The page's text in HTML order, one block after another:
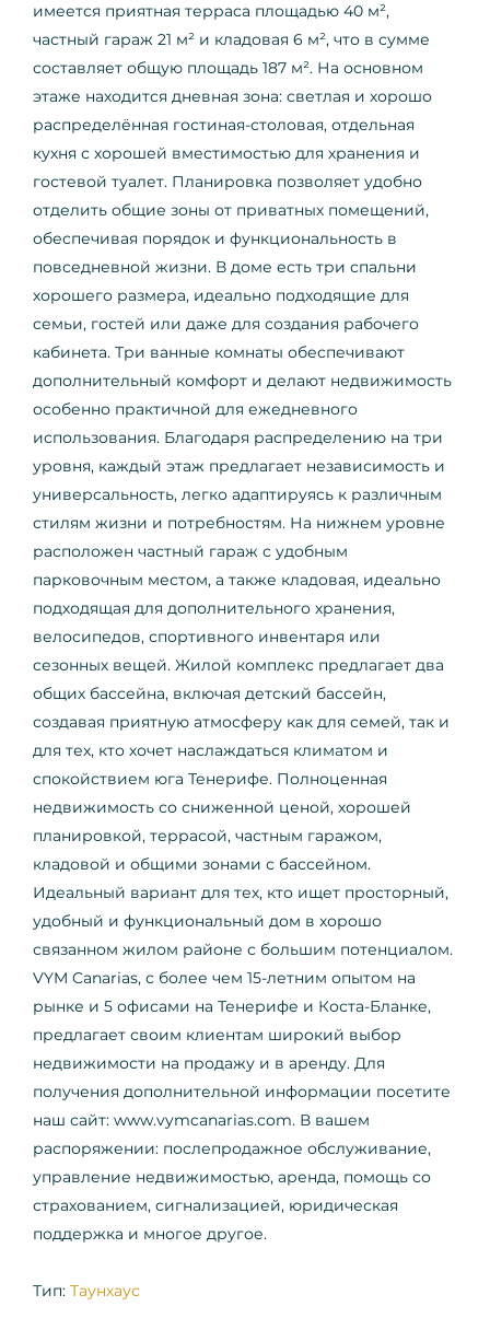
имеется приятная терраса площадью 40 м²,
частный гараж 21 м² и кладовая 6 м², что в сумме
составляет общую площадь 187 м². На основном
этаже находится дневная зона: светлая и хорошо
распределённая гостиная-столовая, отдельная
кухня с хорошей вместимостью для хранения и
гостевой туалет. Планировка позволяет удобно
отделить общие зоны от приватных помещений,
обеспечивая порядок и функциональность в
повседневной жизни. В доме есть три спальни
хорошего размера, идеально подходящие для
семьи, гостей или даже для создания рабочего
кабинета. Три ванные комнаты обеспечивают
дополнительный комфорт и делают недвижимость
особенно практичной для ежедневного
использования. Благодаря распределению на три
уровня, каждый этаж предлагает независимость и
универсальность, легко адаптируясь к различным
стилям жизни и потребностям. На нижнем уровне
расположен частный гараж с удобным
парковочным местом, а также кладовая, идеально
подходящая для дополнительного хранения,
велосипедов, спортивного инвентаря или
сезонных вещей. Жилой комплекс предлагает два
общих бассейна, включая детский бассейн,
создавая приятную атмосферу как для семей, так и
для тех, кто хочет наслаждаться климатом и
спокойствием юга Тенерифе. Полноценная
недвижимость со сниженной ценой, хорошей
планировкой, террасой, частным гаражом,
кладовой и общими зонами с бассейном.
Идеальный вариант для тех, кто ищет просторный,
удобный и функциональный дом в хорошо
связанном жилом районе с большим потенциалом.
VYM Canarias, с более чем 15-летним опытом на
рынке и 5 офисами на Тенерифе и Коста-Бланке,
предлагает своим клиентам широкий выбор
недвижимости на продажу и в аренду. Для
получения дополнительной информации посетите
наш сайт: www.vymcanarias.com. В вашем
распоряжении: послепродажное обслуживание,
управление недвижимостью, аренда, помощь со
страхованием, сигнализацией, юридическая
поддержка и многое другое.
Тип: Таунхаус